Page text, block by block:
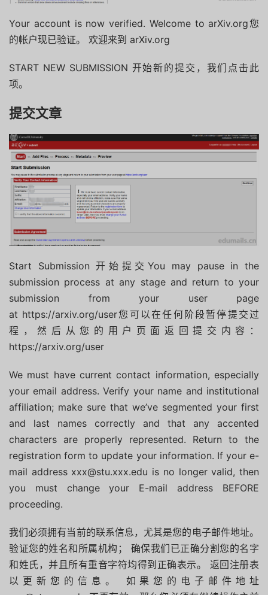
Your account is now verified. Welcome to arXiv.org您
的帐户现已验证。 欢迎来到 arXiv.org
START NEW SUBMISSION 开始新的提交，我们点击此
项。
提交文章
Start Submission 开始提交You may pause in the
submission process at any stage and return to your
submission from your user page
at https://arxiv.org/user您可以在任何阶段暂停提交过
程，然后从您的用户页面返回提交内容：
https://arxiv.org/user
We must have current contact information, especially
your email address. Verify your name and institutional
affiliation; make sure that we’ve segmented your first
and last names correctly and that any accented
characters are properly represented. Return to the
registration form to update your information. If your e-
mail address xxx@stu.xxx.edu is no longer valid, then
you must change your E-mail address BEFORE
proceeding.
我们必须拥有当前的联系信息，尤其是您的电子邮件地址。
验证您的姓名和所属机构； 确保我们已正确分割您的名字
和姓氏，并且所有重音字符均得到正确表示。 返回注册表
以更新您的信息。 如果您的电子邮件地址